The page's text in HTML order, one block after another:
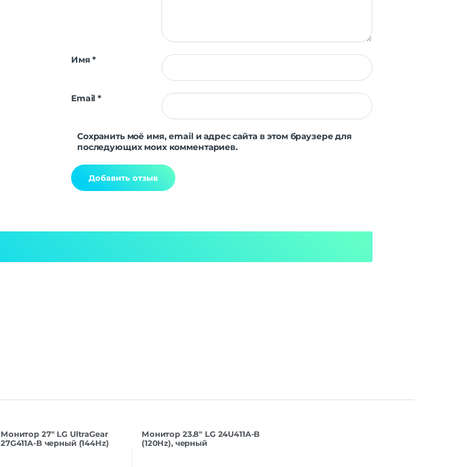
Имя*
Email*
Сохранить моё имя, email и адрес сайта в этом браузере для
последующих моих комментариев.
Монитор 27″ LG UltraGear
27G411A-B черный (144Hz)
Монитор 23.8″ LG 24U411A-B
(120Hz), черный